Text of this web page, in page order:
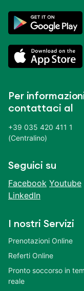
Per
contattaci al
+39 035 420 411 1
(Centralino)
Seguici su
Facebook Youtube
LinkedIn
I nostri Servizi
Prenotazioni Online
Referti Online
Pronto soccorso in
reale